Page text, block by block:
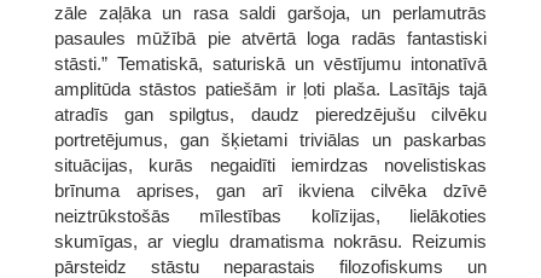
zāle zaļāka un rasa saldi garšoja, un perlamutrās
pasaules mūžībā pie atvērtā loga radās fantastiski
stāsti.” Tematiskā, saturiskā un vēstījumu intonatīvā
amplitūda stāstos patiešām ir ļoti plaša. Lasītājs tajā
atradīs gan spilgtus, daudz pieredzējušu cilvēku
portretējumus, gan šķietami triviālas un paskarbas
situācijas, kurās negaidīti iemirdzas novelistiskas
brīnuma aprises, gan arī ikviena cilvēka dzīvē
neiztrūkstošās mīlestības kolīzijas, lielākoties
skumīgas, ar vieglu dramatisma nokrāsu. Reizumis
pārsteidz stāstu neparastais filozofiskums un